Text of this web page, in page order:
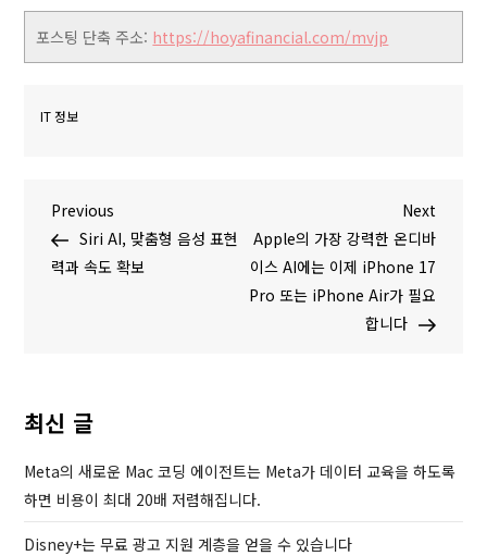
포스팅 단축 주소: https://hoyafinancial.com/mvjp
IT 정보
글
탐
P
r
e
P
o
s
t
Previous
Siri AI, 맞춤형 음성 표현
력과 속도 확보
N
e
x
t
P
Next
Apple의 가장 강력한 온디바
이스 AI에는 이제 iPhone 17
Pro 또는 iPhone Air가 필요
합니다
최신 글
Meta의 새로운 Mac 코딩 에이전트는 Meta가 데이터 교육을 하도록
하면 비용이 최대 20배 저렴해집니다.
Disney+는 무료 광고 지원 계층을 얻을 수 있습니다